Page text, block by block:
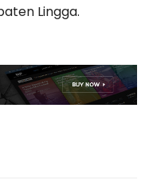
Lingga.